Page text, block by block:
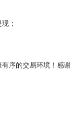
；
序的交易环境！